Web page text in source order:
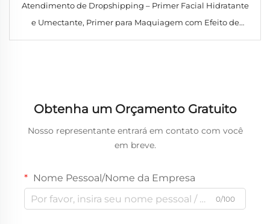
Atendimento de Dropshipping – Primer Facial Hidratante
e Umectante, Primer para Maquiagem com Efeito de
Aderência, Base Pré-Maquiagem de Longa Duração para
Obtenha um Orçamento Gratuito
Nosso representante entrará em contato com você
em breve.
Nome Pessoal/Nome da Empresa
0/100